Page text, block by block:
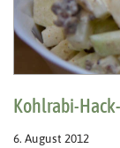
Kohlrabi-
6. August 2012